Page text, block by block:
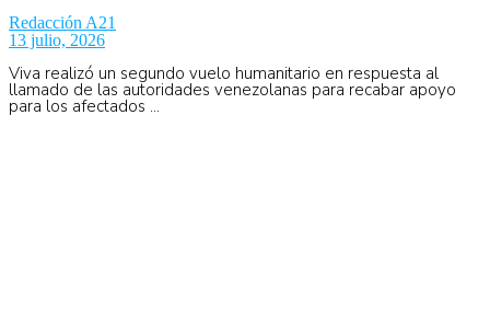
Redacción A21
13 julio, 2026
Viva realizó un segundo vuelo humanitario en respuesta al
llamado de las autoridades venezolanas para recabar apoyo
para los afectados ...